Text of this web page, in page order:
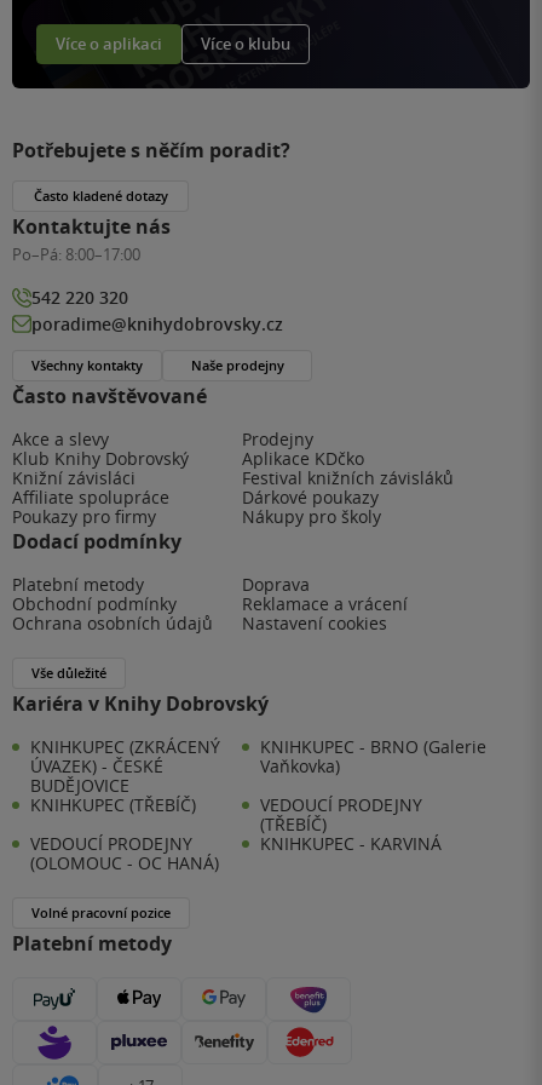
Více o aplikaci Více o klubu
Často navštěvované
Akce a slevy
Prodejny
Klub Knihy Dobrovský
Aplikace KDčko
Knižní závisláci
Festival knižních závisláků
Affiliate spolupráce
Dárkové poukazy
Poukazy pro firmy
Nákupy pro školy
Dodací podmínky
Platební metody
Doprava
Obchodní podmínky
Reklamace a vrácení
Ochrana osobních údajů
Nastavení cookies
Vše důležité
Kariéra v Knihy Dobrovský
KNIHKUPEC (ZKRÁCENÝ
ÚVAZEK) - ČESKÉ
BUDĚJOVICE
KNIHKUPEC - BRNO (Galerie
Vaňkovka)
KNIHKUPEC (TŘEBÍČ)
VEDOUCÍ PRODEJNY
(TŘEBÍČ)
VEDOUCÍ PRODEJNY
(OLOMOUC - OC HANÁ)
KNIHKUPEC - KARVINÁ
Volné pracovní pozice
Platební metody
Potřebujete s něčím poradit?
Často kladené dotazy
Kontaktujte nás
Po–Pá: 8:00–17:00
542 220 320
poradime@knihydobrovsky.cz
Všechny kontakty Naše prodejny